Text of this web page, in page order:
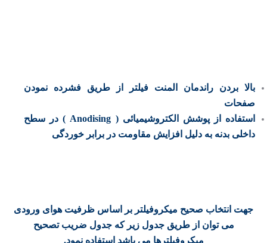
بالا بردن راندمان المنت فیلتر از طریق فشرده نمودن
صفحات
استفاده از پوشش الکتروشیمیائی ( Anodising ) در سطح
داخلی بدنه به دلیل افزایش مقاومت در برابر خوردگی
جهت انتخاب صحیح میکروفیلتر بر اساس ظرفیت هوای ورودی
می توان از طریق جدول زیر که جدول ضریب تصحیح
میکروفیلترها می باشد استفاده نمود.